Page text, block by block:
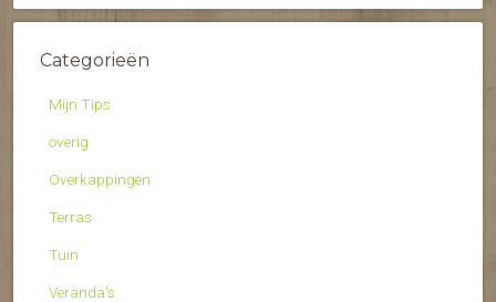
Categorieën
Mijn Tips
overig
Overkappingen
Terras
Tuin
Veranda's